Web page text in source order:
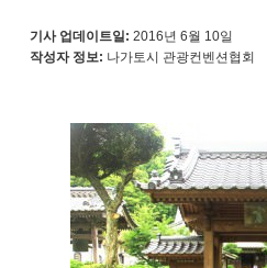
기사 업데이트일: 2016년 6월 10일
작성자 정보: 나가토시 관광컨벤션협회